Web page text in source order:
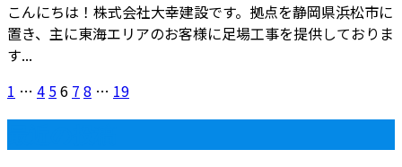
こんにちは！株式会社大幸建設です。拠点を静岡県浜松市に
置き、主に東海エリアのお客様に足場工事を提供しておりま
す...
1 … 4 56 7 8 … 19